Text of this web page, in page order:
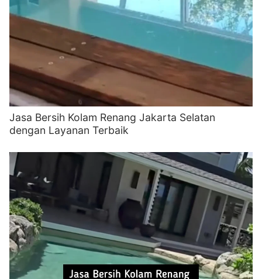
Jasa Bersih Kolam Renang Jakarta Selatan
dengan Layanan Terbaik